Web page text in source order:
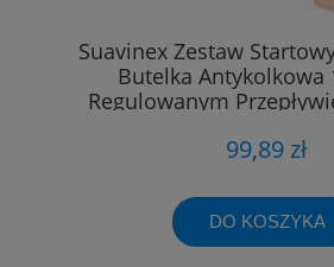
Suavinex Zestaw Startowy
Butelka Antykolkowa
Regulowanym
99,89 zł
DO KOSZYKA